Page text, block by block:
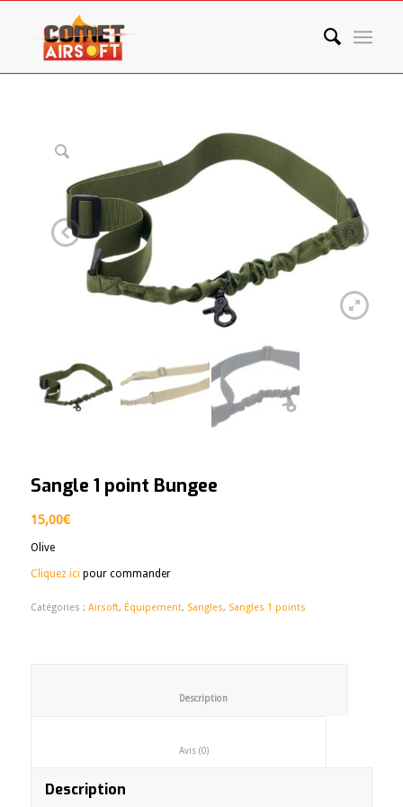
Sangle 1 point Bungee
15,00€
Olive
Cliquez ici pour commander
Catégories : Airsoft, Équipement, Sangles, Sangles 1 points
						Description
						Avis (0)
Description